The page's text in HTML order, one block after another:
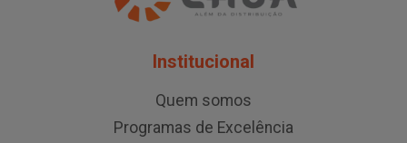
Institucional
Quem somos
Programas de Excelência